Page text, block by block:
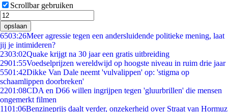
Scrollbar gebruiken
opslaan
6503:26Meer agressie tegen een andersluidende politieke mening, laat
jij je intimideren?
2303:02Quake krijgt na 30 jaar een gratis uitbreiding
2901:55Voedselprijzen wereldwijd op hoogste niveau in ruim drie jaar
5501:42Dikke Van Dale neemt 'vulvalippen' op: 'stigma op
schaamlippen doorbreken'
2201:08CDA en D66 willen ingrijpen tegen 'gluurbrillen' die mensen
ongemerkt filmen
1101:06Benzineprijs daalt verder, onzekerheid over Straat van Hormuz